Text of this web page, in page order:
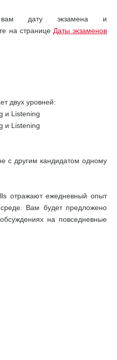
вам дату экзамена и
на странице Даты экзаменов
двух уровней:
и Listening
и Listening
с другим кандидатом одному
отражают ежедневный опыт
Вам будет предложено
на повседневные